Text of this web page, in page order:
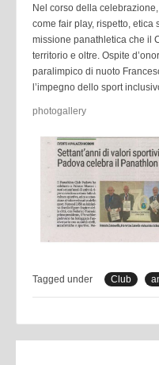
Nel corso della
come fair play, rispetto,
missione panathletica che il
territorio e oltre. Ospite
paralimpico di nuoto
l’impegno dello sport
photogallery
Tagged under Club